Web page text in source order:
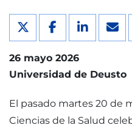
26 mayo 2026
Universidad de Deusto
El pasado martes 20 de
Ciencias de la Salud